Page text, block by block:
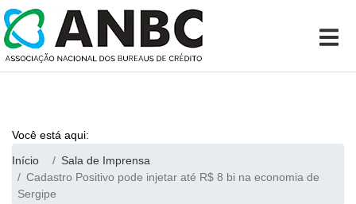
Você está aqui:
Início
Sala de Imprensa
Cadastro Positivo pode injetar até R$ 8 bi na economia de
Sergipe